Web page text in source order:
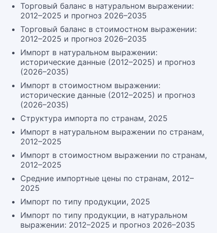
Торговый баланс в натуральном выражении:
2012–2025 и прогноз 2026–2035
Торговый баланс в стоимостном выражении:
2012–2025 и прогноз 2026–2035
Импорт в натуральном выражении:
исторические данные (2012–2025) и прогноз
(2026–2035)
Импорт в стоимостном выражении:
исторические данные (2012–2025) и прогноз
(2026–2035)
Структура импорта по странам, 2025
Импорт в натуральном выражении по странам,
2012–2025
Импорт в стоимостном выражении по странам,
2012–2025
Средние импортные цены по странам, 2012–
2025
Импорт по типу продукции, 2025
Импорт по типу продукции, в натуральном
выражении: 2012–2025 и прогноз 2026–2035